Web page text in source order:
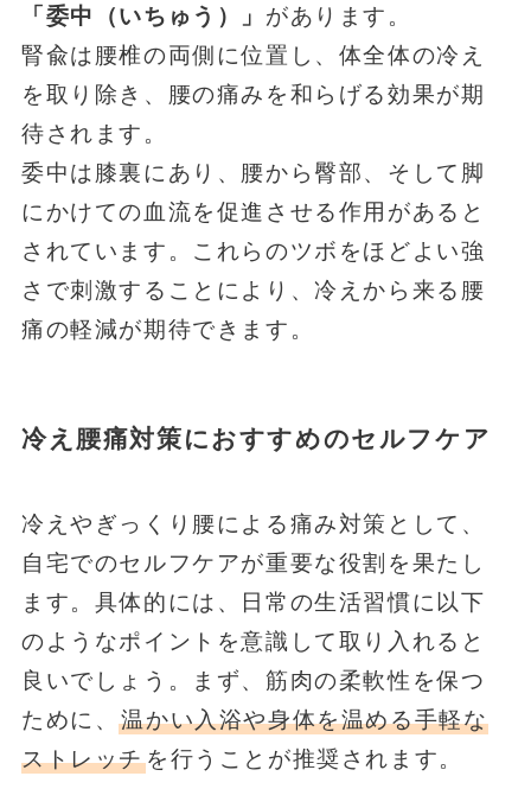
「委中（いちゅう）」 があります。
腎兪は腰椎の両側に位置し、体全体の冷え
を取り除き、腰の痛みを和らげる効果が期
待されます。
委中は膝裏にあり、腰から臀部、そして脚
にかけての血流を促進させる作用があると
されています。これらのツボをほどよい強
さで刺激することにより、冷えから来る腰
痛の軽減が期待できます。
冷え腰痛対策におすすめのセルフケア
冷えやぎっくり腰による痛み対策として、
自宅でのセルフケアが重要な役割を果たし
ます。具体的には、日常の生活習慣に以下
のようなポイントを意識して取り入れると
良いでしょう。まず、筋肉の柔軟性を保つ
ために、温かい入浴や身体を温める手軽な
ストレッチを行うことが推奨されます。